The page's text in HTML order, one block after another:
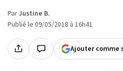
ParJustine B.
Publié le 09/05/2018 à 16h41
Ajouter comme